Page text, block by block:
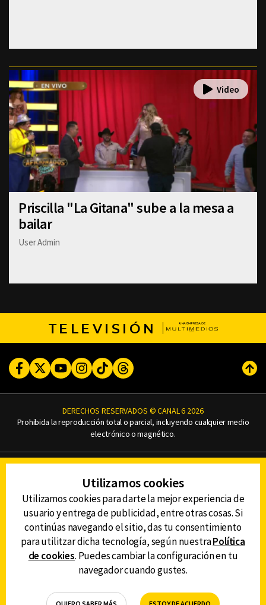
Priscilla "La Gitana" sube a la mesa a
bailar
User Admin
TELEVISIÓN
FacebookTwitterYoutubeInstagram
TikTokThreads
DERECHOS RESERVADOS © CANAL 6 2026
Prohibida la reproducción total o parcial, incluyendo cualquier medio
electrónico o magnético.
AVISO DE PRIVACIDAD
AVISO LEGAL
DEFENSORÍA DE LAS AUDIENCIAS
DESCARGA LA APP DE CANAL 6
Utilizamos cookies
Utilizamos cookies para darte la mejor experiencia de
usuario y entrega de publicidad, entre otras cosas. Si
continúas navegando el sitio, das tu consentimiento
para utilitzar dicha tecnología, según nuestraPolítica
de cookies. Puedes cambiar la configuración en tu
navegador cuando gustes.